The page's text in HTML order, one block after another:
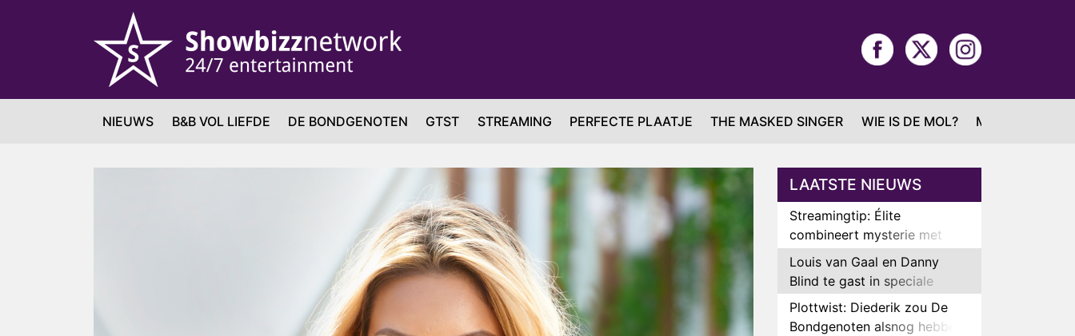
NIEUWS B&B VOL LIEFDE DE BONDGENOTEN GTST STREAMING PERFECTE PLAATJE THE MASKED SINGER WIE IS DE MOL? MAFS
LAATSTE NIEUWS
Streamingtip: Élite
combineert mysterie met
romantie
Louis van Gaal en Danny
Blind te gast in speciale
aflevering van Tussen de
Palen
Plottwist: Diederik zou De
Bondgenoten alsnog hebben